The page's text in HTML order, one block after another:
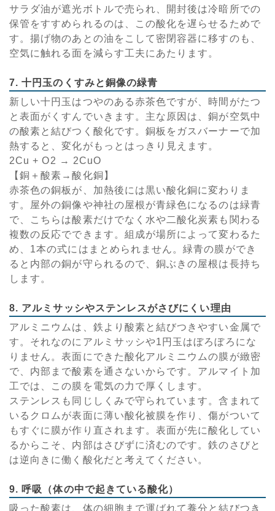
サラダ油が遮光ボトルで売られ、開封後は冷暗所での
保管をすすめられるのは、この酸化を遅らせるためで
す。揚げ物のあとの油をこして密閉容器に移すのも、
空気に触れる面を減らす工夫にあたります。
7. 十円玉のくすみと銅像の緑青
新しい十円玉はつやのある赤茶色ですが、時間がたつ
と表面がくすんでいきます。主な原因は、銅が空気中
の酸素と結びつく酸化です。銅板をガスバーナーで加
熱すると、変化がもっとはっきり見えます。
2Cu + O2 → 2CuO
【銅＋酸素→酸化銅】
赤茶色の銅板が、加熱後には黒い酸化銅に変わりま
す。屋外の銅像や神社の屋根が青緑色になるのは緑青
で、こちらは酸素だけでなく水や二酸化炭素も関わる
複数の反応でできます。組成が場所によって変わるた
め、1本の式にはまとめられません。緑青の膜ができ
ると内部の銅が守られるので、銅ぶきの屋根は長持ち
します。
8. アルミサッシやステンレスがさびにくい理由
アルミニウムは、鉄より酸素と結びつきやすい金属で
す。それなのにアルミサッシや1円玉はぼろぼろにな
りません。表面にできた酸化アルミニウムの膜が緻密
で、内部まで酸素を通さないからです。アルマイト加
工では、この膜を電気の力で厚くします。
ステンレスも同じしくみで守られています。含まれて
いるクロムが表面に薄い酸化被膜を作り、傷がついて
もすぐに膜が作り直されます。表面が先に酸化してい
るからこそ、内部はさびずに済むのです。鉄のさびと
は逆向きに働く酸化だと考えてください。
9. 呼吸（体の中で起きている酸化）
吸った酸素は、体の細胞まで運ばれて養分と結びつき